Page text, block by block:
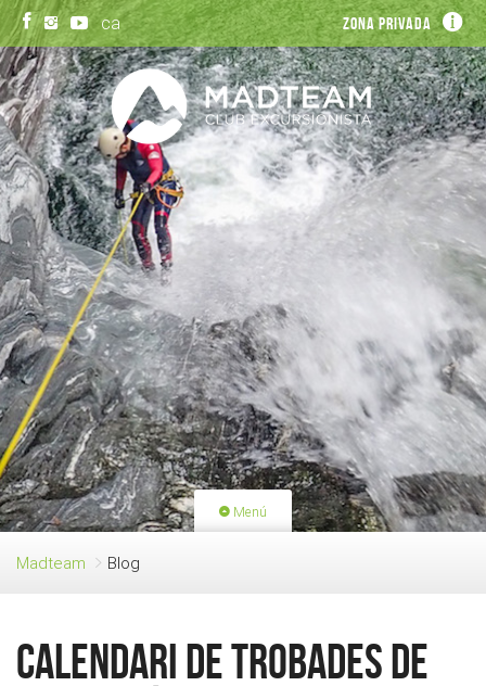
ca Zona privada
Menú
PORTADA
HAZTE SOCIO
Madteam Blog
Calendari de Trobades de